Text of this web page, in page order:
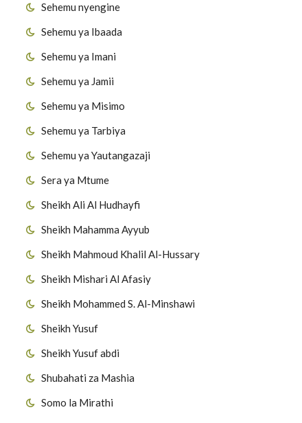
Sehemu nyengine
Sehemu ya Ibaada
Sehemu ya Imani
Sehemu ya Jamii
Sehemu ya Misimo
Sehemu ya Tarbiya
Sehemu ya Yautangazaji
Sera ya Mtume
Sheikh Ali Al Hudhayfi
Sheikh Mahamma Ayyub
Sheikh Mahmoud Khalil Al-Hussary
Sheikh Mishari Al Afasiy
Sheikh Mohammed S. Al-Minshawi
Sheikh Yusuf
Sheikh Yusuf abdi
Shubahati za Mashia
Somo la Mirathi